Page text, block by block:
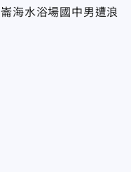
海水浴場國中男遭浪